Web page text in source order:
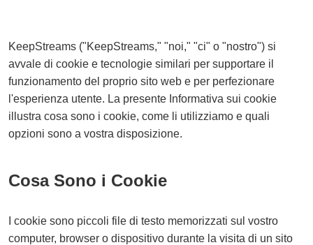
KeepStreams ("KeepStreams," "noi," "ci" o "nostro") si
avvale di cookie e tecnologie similari per supportare il
funzionamento del proprio sito web e per perfezionare
l'esperienza utente. La presente Informativa sui cookie
illustra cosa sono i cookie, come li utilizziamo e quali
opzioni sono a vostra disposizione.
Cosa Sono i Cookie
I cookie sono piccoli file di testo memorizzati sul vostro
computer, browser o dispositivo durante la visita di un sito